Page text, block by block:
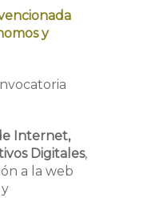
y
Internet,
Digitales,
a la web